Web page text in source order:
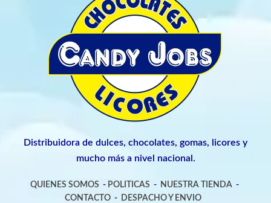
Distribuidora de dulces, chocolates, gomas, licores y
mucho más a nivel nacional.
QUIENES SOMOS - POLITICAS - NUESTRA TIENDA -
CONTACTO- DESPACHO Y ENVIO